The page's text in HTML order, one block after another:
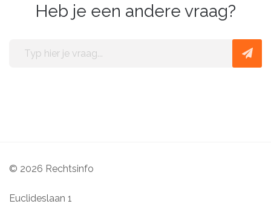
Heb je een andere vraag?
© 2026 Rechtsinfo
Euclideslaan 1